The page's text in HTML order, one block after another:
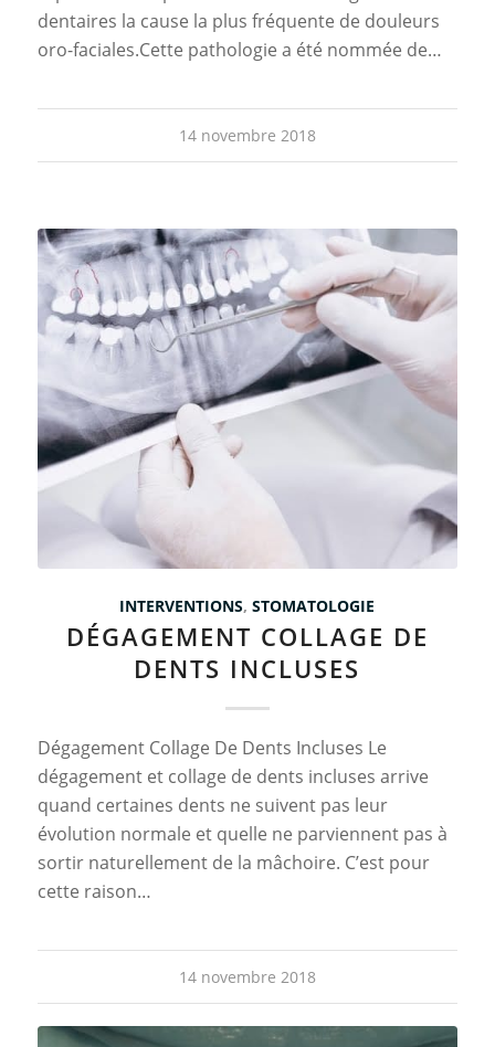
dentaires la cause la plus fréquente de douleurs
oro-faciales.Cette pathologie a été nommée de…
14 novembre 2018
INTERVENTIONS,STOMATOLOGIE
DÉGAGEMENT COLLAGE DE
DENTS INCLUSES
Dégagement Collage De Dents Incluses Le
dégagement et collage de dents incluses arrive
quand certaines dents ne suivent pas leur
évolution normale et quelle ne parviennent pas à
sortir naturellement de la mâchoire. C’est pour
cette raison…
14 novembre 2018